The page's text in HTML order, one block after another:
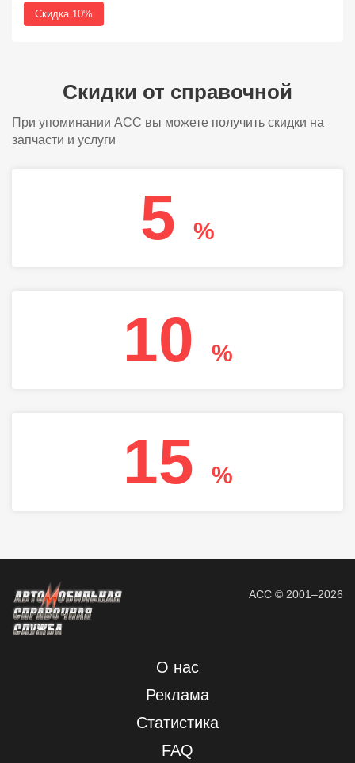
Скидка 10%
Скидки от справочной
При упоминании АСС вы можете получить скидки на
запчасти и услуги
5 %
10 %
15 %
АСС © 2001–2026
О нас
Реклама
Статистика
FAQ